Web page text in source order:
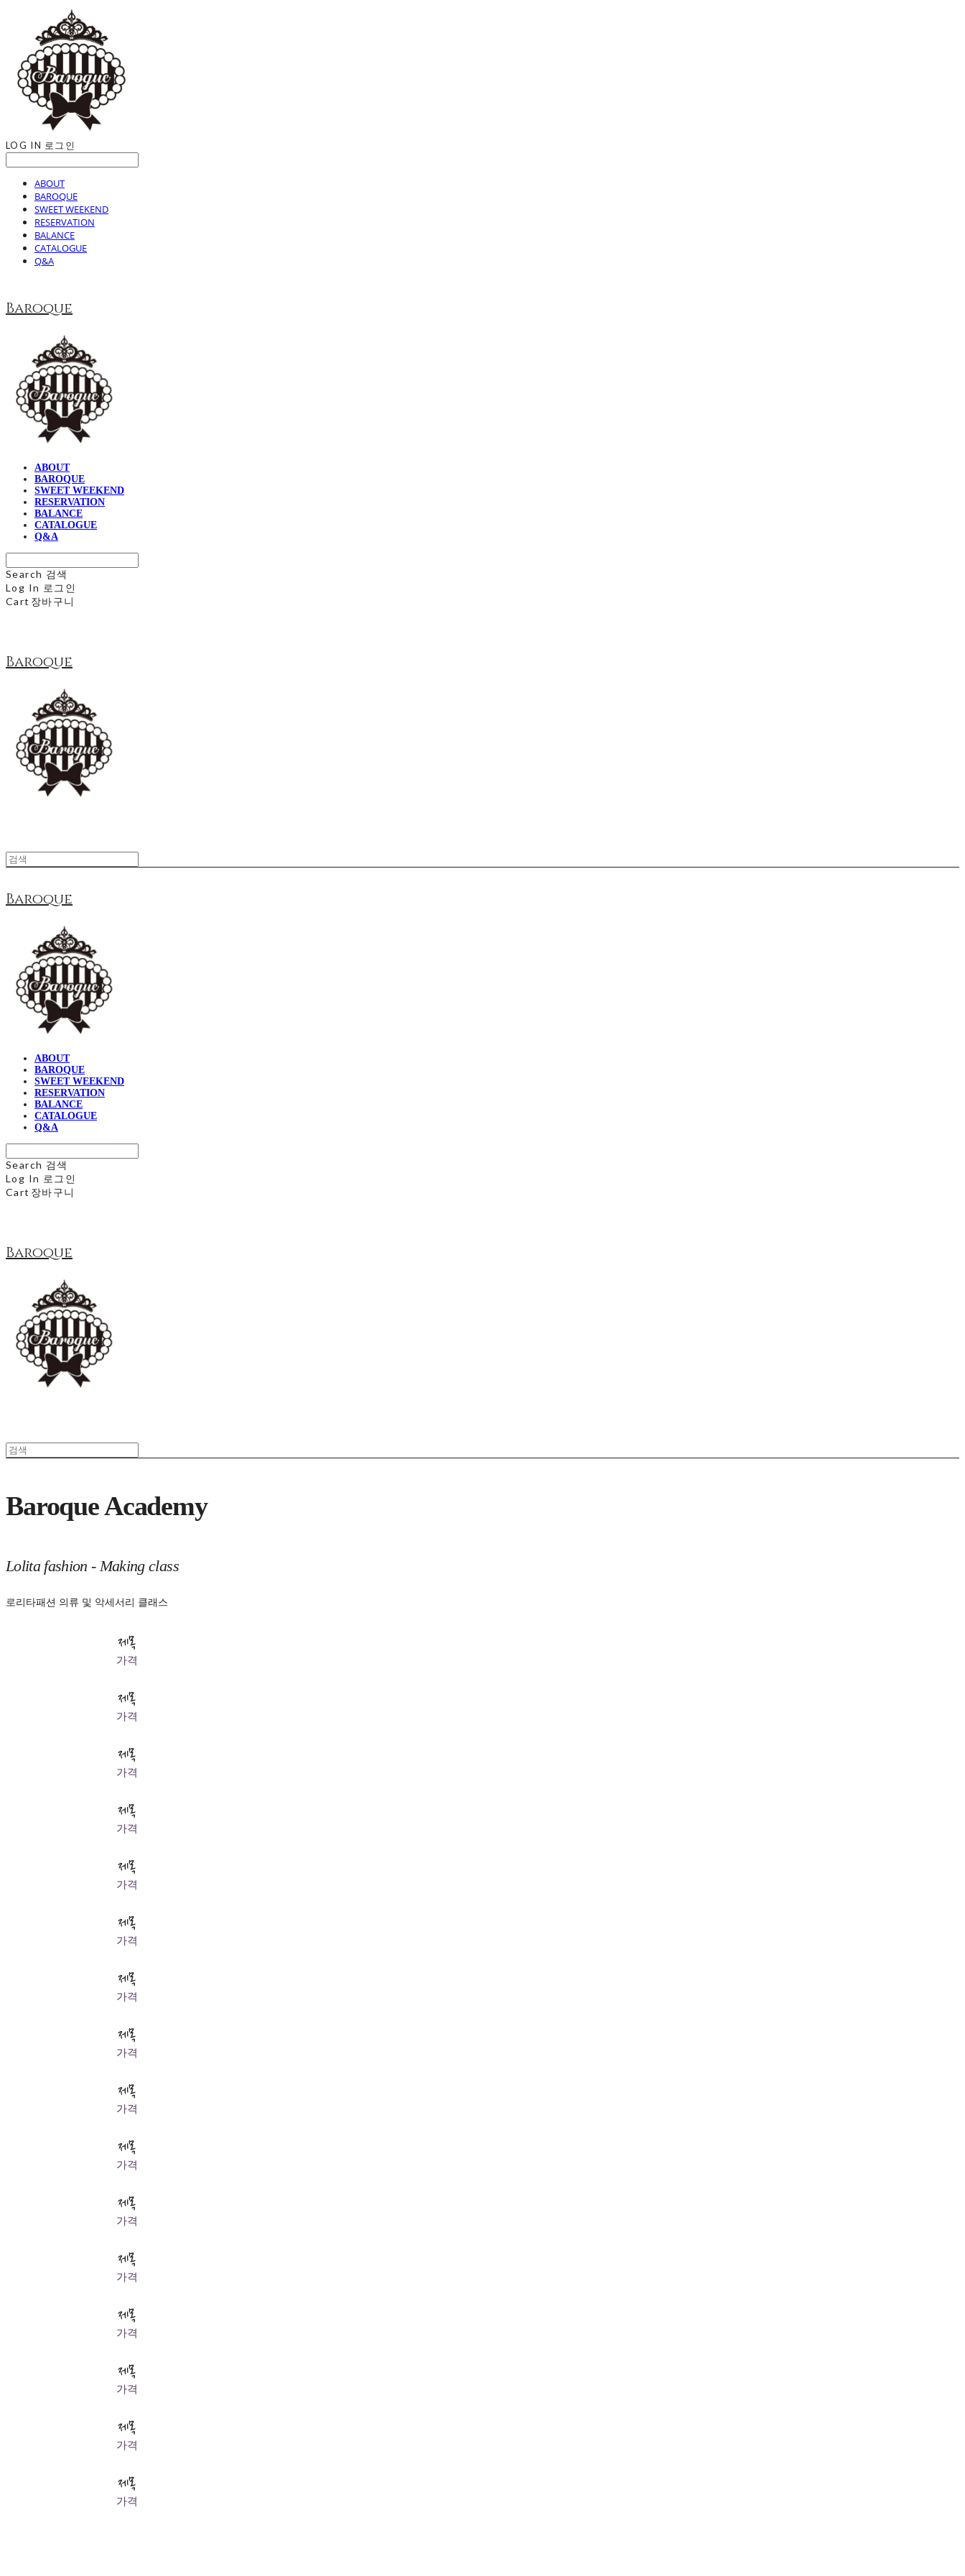
LOG IN 로그인
ABOUT
BAROQUE
SWEET WEEKEND
RESERVATION
BALANCE
CATALOGUE
Q&A
Baroque
ABOUT
BAROQUE
SWEET WEEKEND
RESERVATION
BALANCE
CATALOGUE
Q&A
Search 검색
Log In 로그인
Cart 장바구니
Baroque
Baroque
ABOUT
BAROQUE
SWEET WEEKEND
RESERVATION
BALANCE
CATALOGUE
Q&A
Search 검색
Log In 로그인
Cart 장바구니
Baroque
Baroque Academy
Lolita fashion - Making class
로리타패션 의류 및 악세서리 클래스
제목
가격
제목
가격
제목
가격
제목
가격
제목
가격
제목
가격
제목
가격
제목
가격
제목
가격
제목
가격
제목
가격
제목
가격
제목
가격
제목
가격
제목
가격
제목
가격